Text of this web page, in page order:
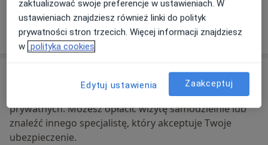
Pokaż więcej
o adresie
Ubezpieczenia - brak akceptowanych
Ten specjalista przyjmuje wyłącznie pacjentów
prywatnych. Możesz opłacić wizytę samodzielnie lub
znaleźć innego specjalistę, który akceptuje Twoje
ubezpieczenie.
zaktualizować swoje preferencje w ustawieniach. W
ustawieniach znajdziesz również linki do polityk
prywatności stron trzecich. Więcej informacji znajdziesz
w polityka cookies
Edytuj ustawienia Zaakceptuj